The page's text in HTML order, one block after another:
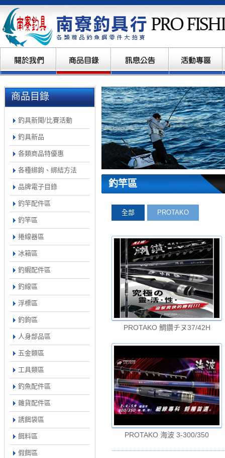
商品目錄
釣具新聞/比賽活動
釣具新品
各類商品特優惠
各種綁鉤、綁結方法
品牌電子目錄
釣竿配件區
釣竿區
捲線器區
冰箱區
釣蝦配件區
釣線區
浮標區
釣鉤區
人身部品區
五金類區
工具類區
釣魚配件區
雜貨配件區
誘餌袋區
餌料區
假餌區
釣竿區
全部 PROTAKO
PROTAKO 鯛鑽チヌ37/42H
PROTAKO 海波 3-300/350